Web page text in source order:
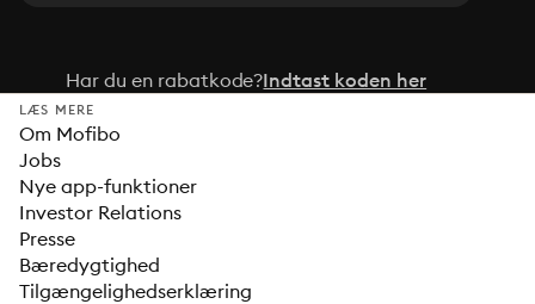
Har du en rabatkode?Indtast koden her
LÆS MERE
Om Mofibo
Jobs
Nye app-funktioner
Investor Relations
Presse
Bæredygtighed
Tilgængelighedserklæring